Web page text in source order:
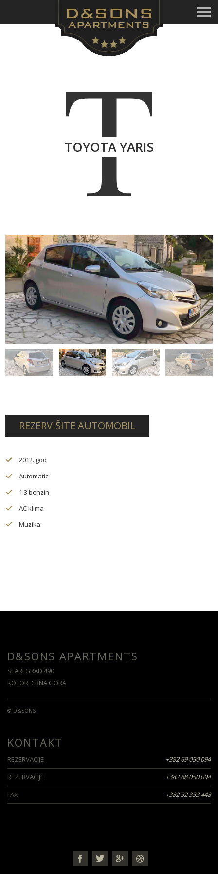
T
TOYOTA YARIS
REZERVIŠITE AUTOMOBIL
2012. god
Automatic
1.3 benzin
AC klima
Muzika
D&SONS APARTMENTS
STARI GRAD 490
KOTOR, CRNA GORA
© D&SONS
KONTAKT
REZERVACIJE
+382 69 050 094
REZERVACIJE
+382 68 050 094
FAX
+382 32 333 448